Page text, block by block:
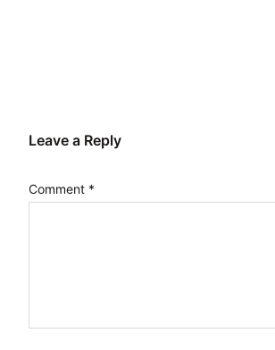
Leave a Reply
Comment *